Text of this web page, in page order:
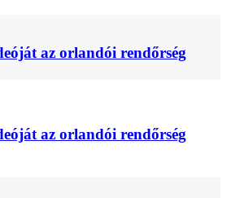
az orlandói rendőrség
az orlandói rendőrség